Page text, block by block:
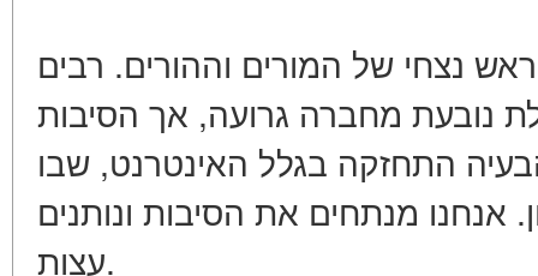
נצחי של המורים וההורים. רבים
נובעת מחברה גרועה, אך הסיבות
יותר. ב-2026, הבעיה התחזקה בגלל האינטרנט, שבו
אנחנו מנתחים את הסיבות ונותנים
עצות.